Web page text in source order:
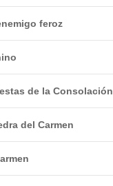
feroz
de la Consolación
del Carmen